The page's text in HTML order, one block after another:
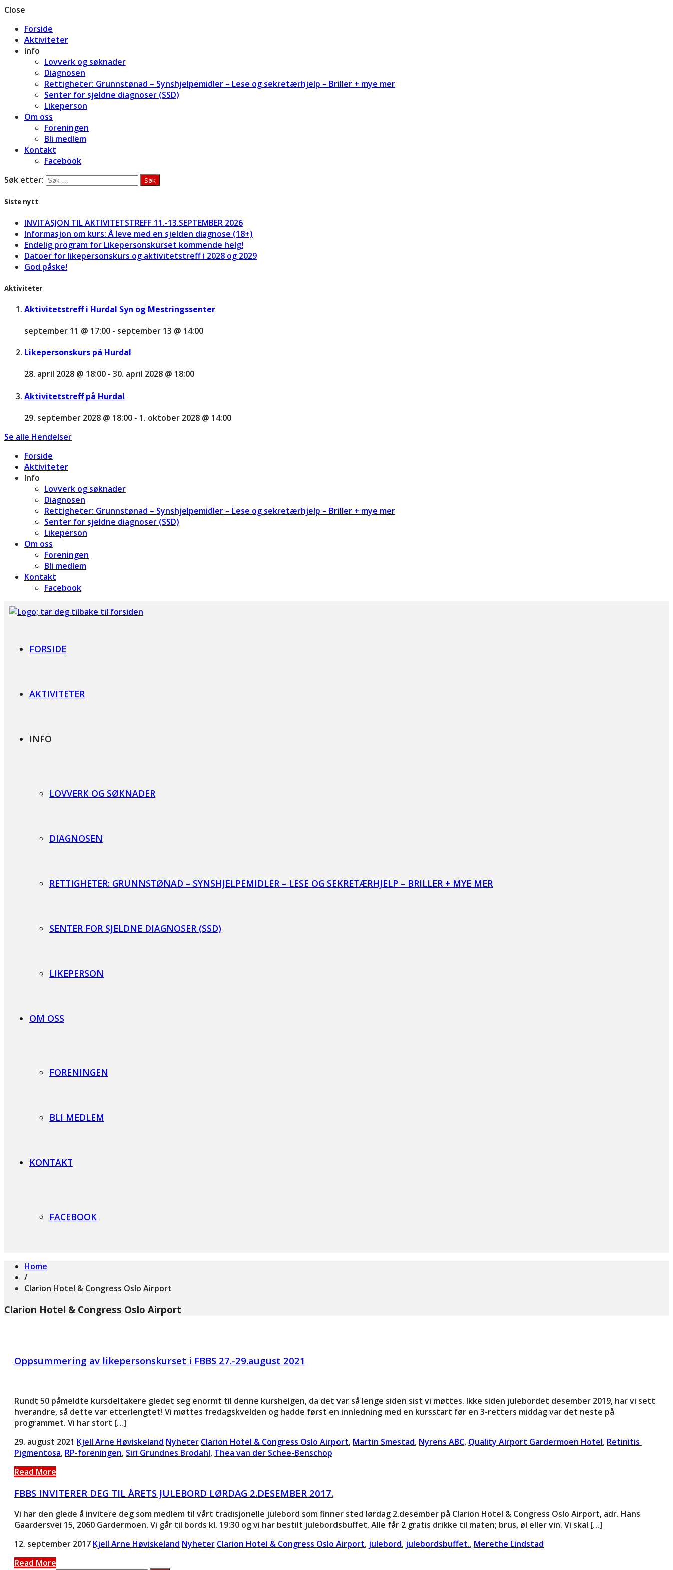
Close
Forside
Aktiviteter
Info
Lovverk og søknader
Diagnosen
Rettigheter: Grunnstønad – Synshjelpemidler – Lese og sekretærhjelp – Briller + mye mer
Senter for sjeldne diagnoser (SSD)
Likeperson
Om oss
Foreningen
Bli medlem
Kontakt
Facebook
Søk etter:
Siste nytt
INVITASJON TIL AKTIVITETSTREFF 11.-13.SEPTEMBER 2026
Informasjon om kurs: Å leve med en sjelden diagnose (18+)
Endelig program for Likepersonskurset kommende helg!
Datoer for likepersonskurs og aktivitetstreff i 2028 og 2029
God påske!
Aktiviteter
Aktivitetstreff i Hurdal Syn og Mestringssenter
september 11 @ 17:00 - september 13 @ 14:00
Likepersonskurs på Hurdal
28. april 2028 @ 18:00 - 30. april 2028 @ 18:00
Aktivitetstreff på Hurdal
29. september 2028 @ 18:00 - 1. oktober 2028 @ 14:00
Se alle Hendelser
Forside
Aktiviteter
Info
Lovverk og søknader
Diagnosen
Rettigheter: Grunnstønad – Synshjelpemidler – Lese og sekretærhjelp – Briller + mye mer
Senter for sjeldne diagnoser (SSD)
Likeperson
Om oss
Foreningen
Bli medlem
Kontakt
Facebook
FORSIDE
AKTIVITETER
INFO
LOVVERK OG SØKNADER
DIAGNOSEN
RETTIGHETER: GRUNNSTØNAD – SYNSHJELPEMIDLER – LESE OG SEKRETÆRHJELP – BRILLER + MYE MER
SENTER FOR SJELDNE DIAGNOSER (SSD)
LIKEPERSON
OM OSS
FORENINGEN
BLI MEDLEM
KONTAKT
FACEBOOK
Home
/
Clarion Hotel & Congress Oslo Airport
Clarion Hotel & Congress Oslo Airport
Oppsummering av likepersonskurset i FBBS 27.-29.august 2021
Rundt 50 påmeldte kursdeltakere gledet seg enormt til denne kurshelgen, da det var så lenge siden sist vi møttes. Ikke siden julebordet desember 2019, har vi sett
hverandre, så dette var etterlengtet! Vi møttes fredagskvelden og hadde først en innledning med en kursstart før en 3-retters middag var det neste på
programmet. Vi har stort […]
29. august 2021 Kjell Arne Høviskeland Nyheter Clarion Hotel & Congress Oslo Airport, Martin Smestad, Nyrens ABC, Quality Airport Gardermoen Hotel, Retinitis
Pigmentosa, RP-foreningen, Siri Grundnes Brodahl, Thea van der Schee-Benschop
Read More
FBBS INVITERER DEG TIL ÅRETS JULEBORD LØRDAG 2.DESEMBER 2017.
Vi har den glede å invitere deg som medlem til vårt tradisjonelle julebord som finner sted lørdag 2.desember på Clarion Hotel & Congress Oslo Airport, adr. Hans
Gaardersvei 15, 2060 Gardermoen. Vi går til bords kl. 19:30 og vi har bestilt julebordsbuffet. Alle får 2 gratis drikke til maten; brus, øl eller vin. Vi skal […]
12. september 2017 Kjell Arne Høviskeland Nyheter Clarion Hotel & Congress Oslo Airport, julebord, julebordsbuffet., Merethe Lindstad
Read More